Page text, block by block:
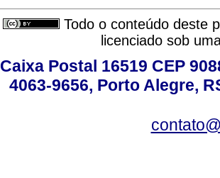
Todo o conteúdo deste
licenciado sob
Caixa Postal 16519 CEP
4063-9656, Porto Alegre,